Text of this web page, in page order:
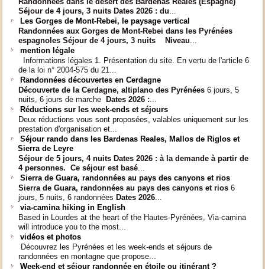
Séjour de 4 jours, 3 nuits Dates 2026 :du...
Les Gorges de Mont-Rebei, le paysage vertical
Randonnées aux Gorges de Mont-Rebei dans les Pyrénées
espagnoles Séjour de 4 jours, 3 nuits Niveau...
mention légale
Informations légales 1. Présentation du site. En vertu de l'article 6
de la loi n° 2004-575 du 21...
Randonnées découvertes en Cerdagne
Découverte de la Cerdagne, altiplano des Pyrénées 6 jours, 5
nuits, 6 jours de marche
Dates 2026 :...
Réductions sur les week-ends et séjours
Deux réductions vous sont proposées, valables uniquement sur les
prestation d'organisation et...
Séjour rando dans les Bardenas Reales, Mallos de Riglos et
Sierra de Leyre
Séjour de 5 jours, 4 nuits Dates 2026 :à la demande à partir de
4 personnes.
Ce séjour est basé...
Sierra de Guara, randonnées au pays des canyons et rios
Sierra de Guara, randonnées au pays des canyons et rios 6
jours, 5 nuits, 6 randonnées Dates 2026...
via-camina hiking in English
Based in Lourdes at the heart of the Hautes-Pyrénées, Via-camina
will introduce you to the most...
vidéos et photos
Découvrez les Pyrénées et les week-ends et séjours de
randonnées en montagne que propose...
Week-end et séjour randonnée en étoile ou itinérant ?